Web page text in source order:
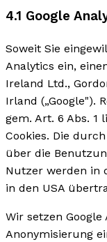
4.1 Google
Soweit Sie
Analytics ein,
Ireland Ltd.,
Irland („Google").
gem. Art. 6 Abs. 1
Cookies. Die
über die
Nutzer werden in
in den USA
Wir setzen
Anonymisierung